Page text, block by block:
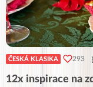
ČESKÁ KLASIKA 293
12x inspirace na